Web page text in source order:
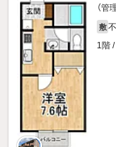
（管
敷
1階